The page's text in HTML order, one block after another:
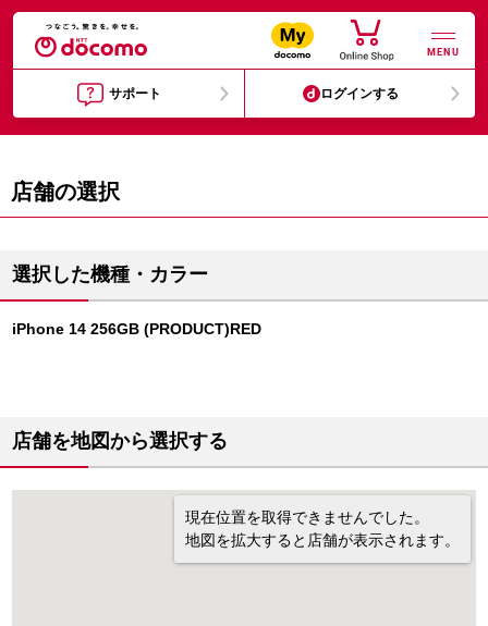
MENU
サポート ログインする
店舗の選択
選択した機種・カラー
iPhone 14 256GB (PRODUCT)RED
店舗を地図から選択する
現在位置を取得できませんでした。
地図を拡大すると店舗が表示されます。